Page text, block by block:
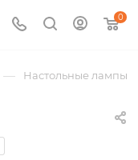
0
— Настольные лампы